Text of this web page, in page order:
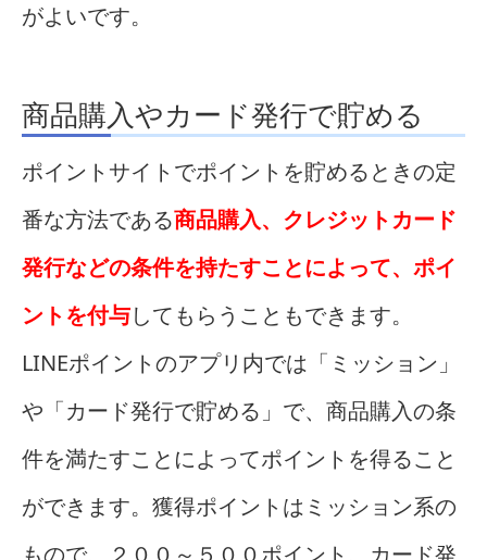
がよいです。
商品購入やカード発行で貯める
ポイントサイトでポイントを貯めるときの定
番な方法である商品購入、クレジットカード
発行などの条件を持たすことによって、ポイ
ントを付与してもらうこともできます。
LINEポイントのアプリ内では「ミッション」
や「カード発行で貯める」で、商品購入の条
件を満たすことによってポイントを得ること
ができます。獲得ポイントはミッション系の